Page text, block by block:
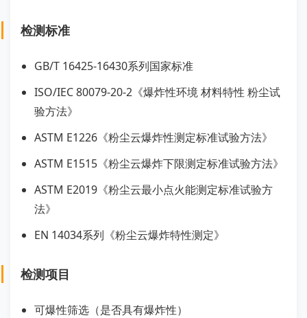
检测标准
GB/T 16425-16430系列国家标准
ISO/IEC 80079-20-2《爆炸性环境 材料特性 粉尘试
验方法》
ASTM E1226《粉尘云爆炸性测定标准试验方法》
ASTM E1515《粉尘云爆炸下限测定标准试验方法》
ASTM E2019《粉尘云最小点火能测定标准试验方
法》
EN 14034系列《粉尘云爆炸特性测定》
检测项目
可爆性筛选（是否具有爆炸性）